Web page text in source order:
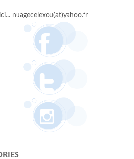
nuagedelexou(at)yahoo.fr